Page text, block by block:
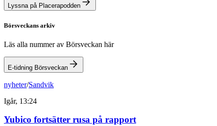
Lyssna på Placerapodden
Börsveckans arkiv
Läs alla nummer av Börsveckan här
E-tidning Börsveckan
nyheter/Sandvik
Igår, 13:24
Yubico fortsätter rusa på rapport